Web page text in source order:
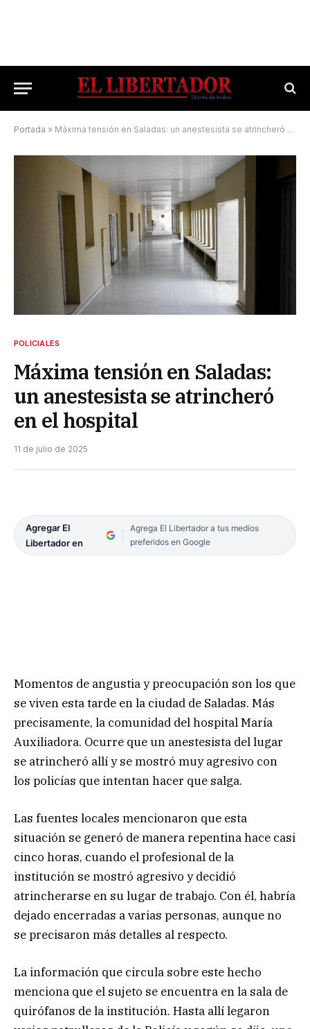
Portada » Máxima tensión en Saladas: un anestesista se atrincheró en el hospital
POLICIALES
Máxima tensión en Saladas:
un anestesista se atrincheró
en el hospital
11 de julio de 2025
Agregar El
Libertador en
Agrega El Libertador a tus medios
preferidos en Google
Momentos de angustia y preocupación son los que
se viven esta tarde en la ciudad de Saladas. Más
precisamente, la comunidad del hospital María
Auxiliadora. Ocurre que un anestesista del lugar
se atrincheró allí y se mostró muy agresivo con
los policías que intentan hacer que salga.
Las fuentes locales mencionaron que esta
situación se generó de manera repentina hace casi
cinco horas, cuando el profesional de la
institución se mostró agresivo y decidió
atrincherarse en su lugar de trabajo. Con él, habría
dejado encerradas a varias personas, aunque no
se precisaron más detalles al respecto.
La información que circula sobre este hecho
menciona que el sujeto se encuentra en la sala de
quirófanos de la institución. Hasta allí legaron